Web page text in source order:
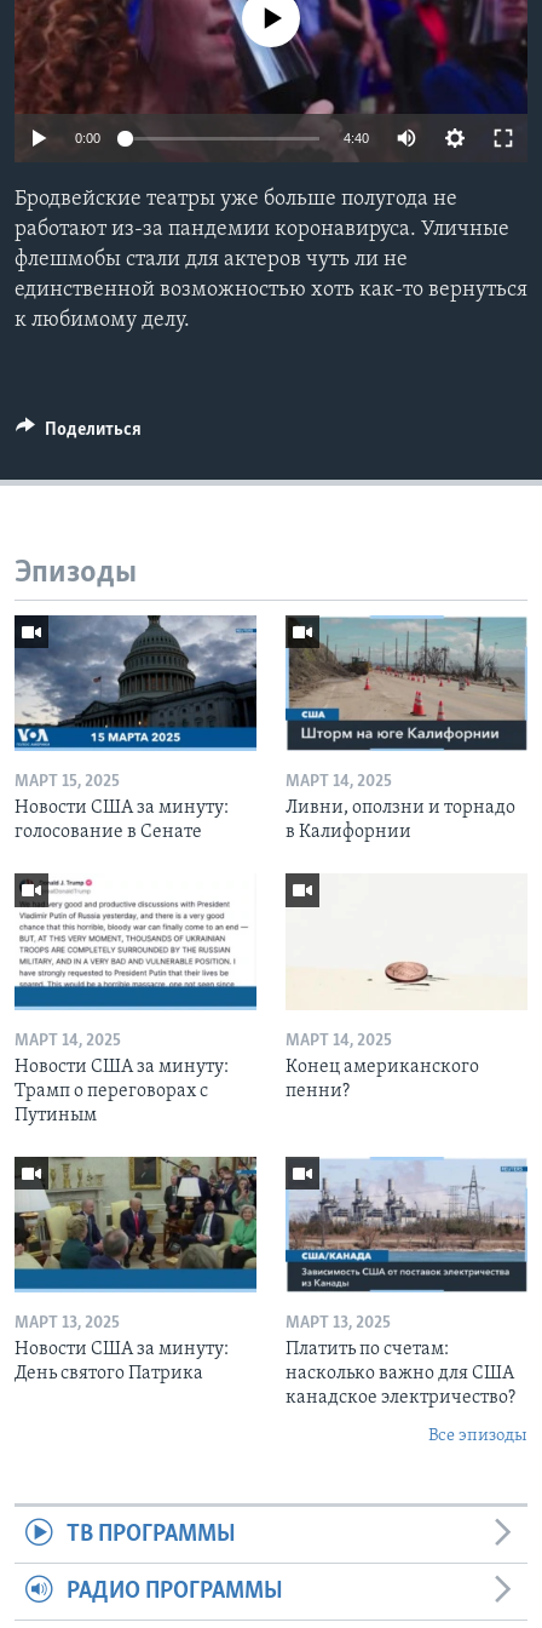
Learning English
СОЦИАЛЬНЫЕ СЕТИ
Языки
No media source currently available
0:00 4:40
Бродвейские театры уже больше полугода не
работают из-за пандемии коронавируса. Уличные
флешмобы стали для актеров чуть ли не
единственной возможностью хоть как-то вернуться
к любимому делу.
Поделиться
Эпизоды
МАРТ 15, 2025
Новости США за минуту:
голосование в Сенате
МАРТ 14, 2025
Ливни, оползни и торнадо
в Калифорнии
МАРТ 14, 2025
Новости США за минуту:
Трамп о переговорах с
Путиным
МАРТ 14, 2025
Конец американского
пенни?
МАРТ 13, 2025
Новости США за минуту:
День святого Патрика
МАРТ 13, 2025
Платить по счетам:
насколько важно для США
канадское электричество?
Все эпизоды
ТВ ПРОГРАММЫ
РАДИО ПРОГРАММЫ